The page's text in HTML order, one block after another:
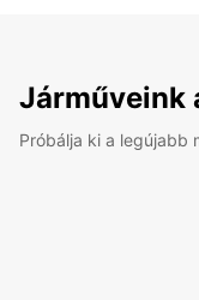
Járműveink
Próbálja ki a legújabb